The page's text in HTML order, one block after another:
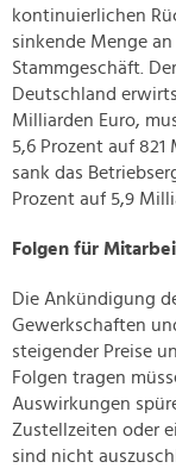
kontinuierlichen
sinkende Menge
Stammgeschäft.
Deutschland
Milliarden Euro,
5,6 Prozent auf
sank das
Prozent auf 5,9
Folgen für
Die Ankündigung
Gewerkschaften
steigender Preise
Folgen tragen
Auswirkungen
Zustellzeiten oder
sind nicht